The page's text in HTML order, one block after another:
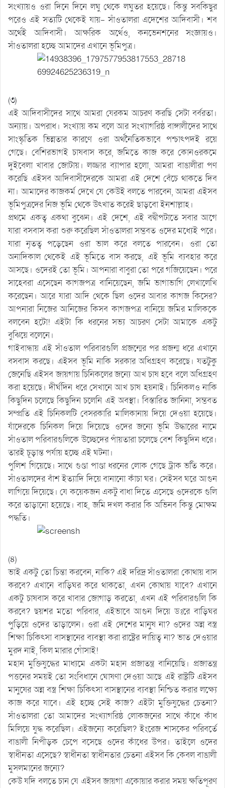
সংখ্যায়ও ওরা দিনে দিনে লঘু থেকে লঘুতর হয়েছে। কিন্তু সবকিছুর
পরেও এই সত্যটি থেকেই যায়- সাঁওতালরা এদেশের আদিবাসী। শব
অর্থেই আদিবাসী। আক্ষরিক অর্থেও, কনভেনশনের সংজ্ঞায়ও।
সাঁওতালরা হচ্ছে আমাদের এখানে ভূমিপুত্র।
(৩)
এই আদিবাসীদের সাথে আমরা যেরকম আচরণ করছি সেটা বর্বরতা।
অন্যায়। অপরাধ। সংখ্যায় কম বলে আর সংখ্যাগরিষ্ঠ বাঙ্গালীদের সাথে
সাংস্কৃতিক ভিন্নতার কারণে ওরা অর্থনৈতিকভাবে পশ্চাৎপদই রয়ে
গেছে। বেশিরভাগই চাষবাস করে, জমিতে কাজ করে কোনওরকমে
দুইবেলা খাবার জোটায়। লজ্জার ব্যাপার হলো, আমরা বাঙালীরা পণ
করেছি এইসব আদিবাসীদেরকে আমরা এই দেশে বেঁচে থাকতে দিব
না। আমাদের কাজকর্ম দেখে যে কেউই বলতে পারবেন, আমরা এইসব
ভূমিপুত্রদের নিজ ভূমি থেকে উৎখাত করেই ছাড়বো ইনশাল্লাহ।
প্রথমে একত্ব একথা বুঝেন। এই দেশে, এই বদ্বীপটাতে সবার আগে
যারা বসবাস করা শুরু করেছিল সাঁওতালরা সম্ভবত ওদের মধ্যেই পরে।
যারা নৃতত্ব পড়েছেন ওরা ভাল করে বলতে পারবেন। ওরা তো
অনাদিকাল থেকেই এই ভূমিতে বাস করছে, এই ভূমি ব্যবহার করে
আসছে। ওদেরই তো ভূমি। আপনারা বাবুরা তো পরে গজিয়েছেন। পরে
সাহেবরা এসেছেন কাগজপত্র বানিয়েছেন, জমি ভাগাভাগি লেখালেখি
করেছেন। আরে যারা আদি থেকে ছিল ওদের আবার কাগজ কিসের?
আপনারা নিজের আনিজের কিসব কাগজপত্র বানিয়ে জমির মালিককে
বলবেন হটো! এইটা কি ধরনের সভ্য আচরণ সেটা আমাকে একটু
বুঝিয়ে বলেনে।
গাইবান্ধায় এই সাঁওতাল পরিবারগুলি প্রজন্মের পর প্রজন্ম ধরে এখানে
বসবাস করছে। এইসব ভূমি নাকি সরকার অধিগ্রহণ করেছে। যতটুকু
জেনেছি এইসব জায়গায় চিনিকলের জন্যে আখ চাষ হবে বলে অধিগ্রহণ
করা হয়েছে। দীর্ঘদিন ধরে সেখানে আখ চাষ হয়নাই। চিনিকলও নাকি
কিছুদিন চলেছে কিছুদিন চলেনি এই অবস্থা। বিস্তারিত জানিনা, সম্ভবত
সম্প্রতি এই চিনিকলটি বেসরকারি মালিকানায় দিয়ে দেওয়া হয়েছে।
যাঁদেরকে চিনিকল দিয়ে দিয়েছে ওদের জন্যে ভূমি উদ্ধারের নামে
সাঁওতাল পরিবারগুলিকে উচ্ছেদের পাঁয়তারা চলেছে বেশ কিছুদিন ধরে।
তারই চূড়ান্ত পর্যায় হচ্ছে এই ঘটনা।
পুলিশ গিয়েছে। সাথে গুণ্ডা পাণ্ডা ধরনের লোক গেছে ট্রাক ভর্তি করে।
সাঁওতালদের বাঁশ ইত্যাদি দিয়ে বানানো কাঁচা ঘর। সেইসব ঘরে আগুন
লাগিয়ে দিয়েছে। যে কয়েকজন একটু বাধা দিতে এসেছে ওদেরকে গুলি
করে তাড়ানো হয়েছে। বাহ, জমি দখল করার কি অভিনব কিন্তু মোক্ষম
পদ্ধতি।
(৪)
ভাই একটু তো চিন্তা করবেন, নাকি? এই দরিদ্র সাঁওতালরা কোথায় বাস
করবে? এখানে বাড়িঘর করে থাকতো, এখন কোথায় যাবে? এখানে
একটু চাষবাস করে খাবার জোগাড় করতো, এখন এই পরিবারগুলি কি
করবে? ছয়শর মতো পরিবার, এইভাবে আগুন দিয়ে ডঃের বাড়িঘর
পুড়িয়ে ওদের তাড়ালেন। ওরা এই দেশের মানুষ না? ওদের অন্ন বস্ত্র
শিক্ষা চিকিৎসা বাসস্থানের ব্যবস্থা করা রাষ্ট্রের দায়িত্ব না? ভাত দেওয়ার
মুরদ নাই, কিল মারার গোঁসাই!
মহান মুক্তিযুদ্ধের মাধ্যমে একটা মহান প্রজাতন্ত্র বানিয়েছি। প্রজাতন্ত্র
পত্তনের সময়ই তো সংবিধানে ঘোষণা দেওয়া আছে এই রাষ্ট্রটি এইসব
মানুষের অন্ন বস্ত্র শিক্ষা চিকিৎসা বাসস্থানের ব্যবস্থা নিশ্চিত করার লক্ষ্যে
কাজ করে যাবে। এই হচ্ছে সেই কাজ? এইটা মুক্তিযুদ্ধের চেতনা?
সাঁওতালরা তো আমাদের সংখ্যাগরিষ্ঠ লোকজনের সাথে কাঁধে কাঁধ
মিলিয়ে যুদ্ধ করেছিল। এইজন্যে করেছিল? ইংরেজ শাসকের পরিবর্তে
বাঙালী নিপীড়ক চেপে বসেছে ওদের কাঁধের উপর। তাইলে ওদের
স্বাধীনতা এসেছে? স্বাধীনতা স্বাধীনতার চেতনা এইসব কি কেবল বাঙালী
মুসলমানের জন্যে?
কেউ যদি বলতে চান যে এইসব জায়গা একোয়ার করার সময় ক্ষতিপূরণ